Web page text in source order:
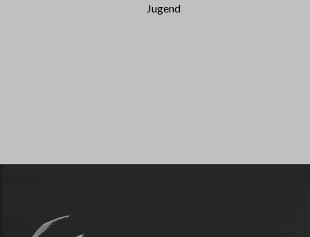
Jugend